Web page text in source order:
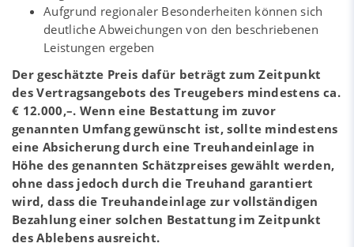
Aufgrund regionaler Besonderheiten können sich
deutliche Abweichungen von den beschriebenen
Leistungen ergeben
Der geschätzte Preis dafür beträgt zum Zeitpunkt
des Vertragsangebots des Treugebers mindestens ca.
€ 12.000,–. Wenn eine Bestattung im zuvor
genannten Umfang gewünscht ist, sollte mindestens
eine Absicherung durch eine Treuhandeinlage in
Höhe des genannten Schätzpreises gewählt werden,
ohne dass jedoch durch die Treuhand garantiert
wird, dass die Treuhandeinlage zur vollständigen
Bezahlung einer solchen Bestattung im Zeitpunkt
des Ablebens ausreicht.